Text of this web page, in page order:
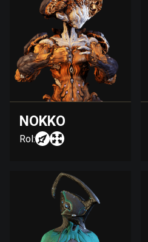
NOKKO
Rol: